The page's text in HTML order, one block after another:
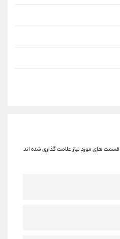
قسمت های مورد نیاز علامت گذاری شده اند